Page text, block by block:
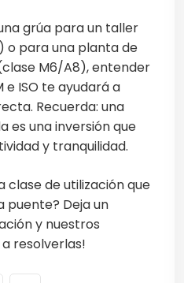
grúa para un taller
o para una planta de
M6/A8), entender
e ISO te ayudará a
Recuerda: una
es una inversión que
y tranquilidad.
clase de utilización que
puente? Deja un
y nuestros
resolverlas!